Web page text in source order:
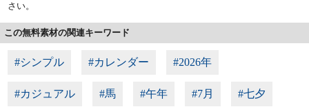
さい。
この無料素材の関連キーワード
#シンプル #カレンダー #2026年
#カジュアル #馬 #午年 #7月 #七夕